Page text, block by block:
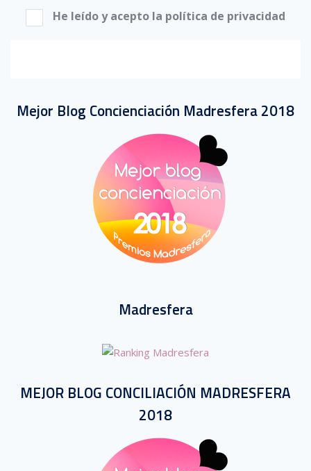
He leído y acepto la política de privacidad
Mejor Blog Concienciación Madresfera 2018
Madresfera
MEJOR BLOG CONCILIACIÓN MADRESFERA
2018